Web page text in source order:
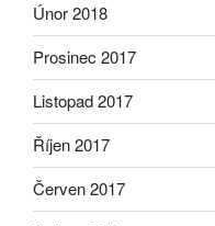
Únor 2018
Prosinec 2017
Listopad 2017
Říjen 2017
Červen 2017